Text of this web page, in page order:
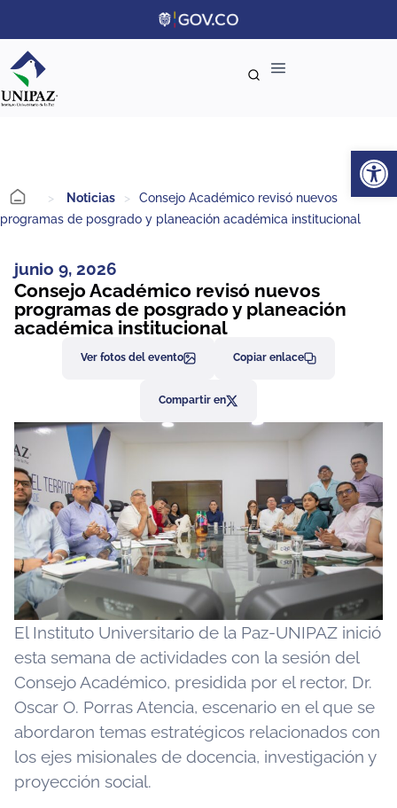
> Noticias >
Consejo Académico revisó nuevos
programas de posgrado y planeación académica institucional
junio 9, 2026
Consejo Académico revisó nuevos
programas de posgrado y planeación
académica institucional
Ver fotos del evento Copiar enlace
Compartir en
El Instituto Universitario de la Paz-UNIPAZ inició
esta semana de actividades con la sesión del
Consejo Académico, presidida por el rector, Dr.
Oscar O. Porras Atencia, escenario en el que se
abordaron temas estratégicos relacionados con
los ejes misionales de docencia, investigación y
proyección social.